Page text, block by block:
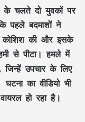
के चलते दो युवकों पर
पहले बदमाशों ने
की और इसके
से पीटा। हमले में
उपचार के लिए
का वीडियो भी
हो रहा है।